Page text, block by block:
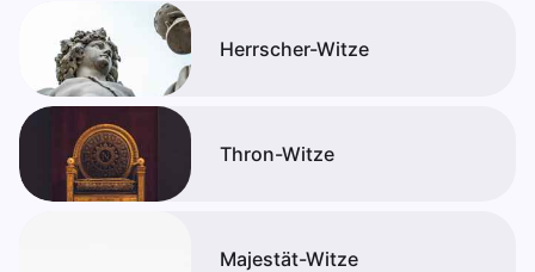
Herrscher-Witze
Thron-Witze
Majestät-Witze